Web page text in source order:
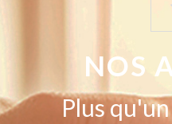
NOS
Plus